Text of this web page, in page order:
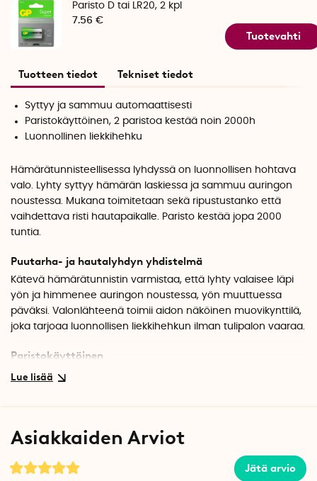
Paristo D tai LR20, 2 kpl
7.56 €
Tuotevahti
Tuotteen tiedot Tekniset tiedot
Syttyy ja sammuu automaattisesti
Paristokäyttöinen, 2 paristoa kestää noin 2000h
Luonnollinen liekkihehku
Hämärätunnisteellisessa lyhdyssä on luonnollisen hohtava
valo. Lyhty syttyy hämärän laskiessa ja sammuu auringon
noustessa. Mukana toimitetaan sekä ripustustanko että
vaihdettava risti hautapaikalle. Paristo kestää jopa 2000
tuntia.
Puutarha- ja hautalyhdyn yhdistelmä
Kätevä hämärätunnistin varmistaa, että lyhty valaisee läpi
yön ja himmenee auringon noustessa, yön muuttuessa
päväksi. Valonlähteenä toimii aidon näköinen muovikynttilä,
joka tarjoaa luonnollisen liekkihehkun ilman tulipalon vaaraa.
Paristokäyttöinen
Lyhty toimii kahdella LR20 1,5V paristolla (myydään erikseen),
valmistetut yksityiskohdat.
Valitse ripustustanko tai risti
Asiakkaiden Arviot
Jätä arvio